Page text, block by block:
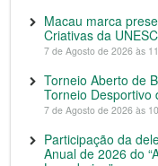
Macau marca
Criativas da
7 de Agosto de 2026 às
Torneio Aberto de
Torneio Desportivo
7 de Agosto de 2026 às
Participação da
Anual de 2026 do